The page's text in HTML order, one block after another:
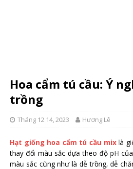
Hoa cẩm tú cầu: Ý
trồng
Tháng 12 14, 2023 Hương Lê
Hạt giống hoa cẩm tú cầu mixlà
thay đổi màu sắc dựa theo độ pH
màu sắc cũng như là dễ trồng, dễ